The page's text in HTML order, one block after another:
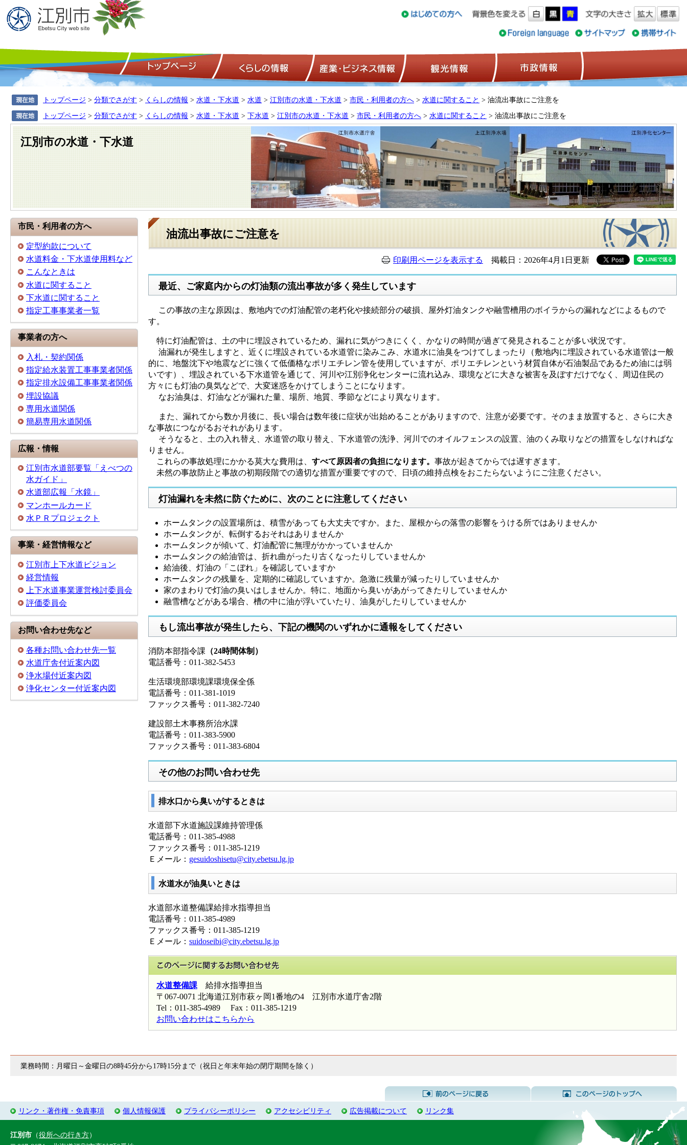
トップページ くらしの情報 産業・ビジネス情報 観光情報
トップページ > 分類でさがす > くらしの情報 > 水道・下水道 > 水道 > 江別市の水道・下水道 > 市民・利用者の方へ > 水道に関すること > 油流出事故にご注意を
トップページ > 分類でさがす > くらしの情報 > 水道・下水道 > 下水道 > 江別市の水道・下水道 > 市民・利用者の方へ > 水道に関すること > 油流出事故にご注意を
江別市の水道・下水道
市民・利用者の方へ
定型約款について
水道料金・下水道使用料など
こんなときは
水道に関すること
下水道に関すること
指定工事事業者一覧
事業者の方へ
入札・契約関係
指定給水装置工事事業者関係
指定排水設備工事事業者関係
埋設協議
専用水道関係
簡易専用水道関係
広報・情報
江別市水道部要覧「えべつの
水ガイド」
水道部広報「水鏡」
マンホールカード
水ＰＲプロジェクト
事業・経営情報など
江別市上下水道ビジョン
経営情報
上下水道事業運営検討委員会
評価委員会
お問い合わせ先など
各種お問い合わせ先一覧
水道庁舎付近案内図
浄水場付近案内図
浄化センター付近案内図
油流出事故にご注意を
印刷用ページを表示する 掲載日：2026年4月1日更新
最近、ご家庭内からの灯油類の流出事故が多く発生しています
この事故の主な原因は、敷地内での灯油配管の老朽化や接続部分の破損、屋外灯油タンクや融雪槽用のボイラからの漏れなどによるもので
す。
特に灯油配管は、土の中に埋設されているため、漏れに気がつきにくく、かなりの時間が過ぎて発見されることが多い状況です。
油漏れが発生しますと、近くに埋設されている水道管に染みこみ、水道水に油臭をつけてしまったり（敷地内に埋設されている水道管は一般
的に、地盤沈下や地震などに強くて低価格なポリエチレン管を使用していますが、ポリエチレンという材質自体が石油製品であるため油には弱
いです）、埋設されている下水道管を通じて、河川や江別浄化センターに流れ込み、環境などに大きな被害を及ぼすだけでなく、周辺住民の
方々にも灯油の臭気などで、大変迷惑をかけてしまうことになります。
なお油臭は、灯油などが漏れた量、場所、地質、季節などにより異なります。
また、漏れてから数か月後に、長い場合は数年後に症状が出始めることがありますので、注意が必要です。そのまま放置すると、さらに大き
な事故につながるおそれがあります。
そうなると、土の入れ替え、水道管の取り替え、下水道管の洗浄、河川でのオイルフェンスの設置、油のくみ取りなどの措置をしなければな
りません。
これらの事故処理にかかる莫大な費用は、 すべて原因者の負担になります。 事故が起きてからでは遅すぎます。
未然の事故防止と事故の初期段階での適切な措置が重要ですので、日頃の維持点検をおこたらないようにご注意ください。
灯油漏れを未然に防ぐために、次のことに注意してください
ホームタンクの設置場所は、積雪があっても大丈夫ですか。また、屋根からの落雪の影響をうける所ではありませんか
ホームタンクが、転倒するおそれはありませんか
ホームタンクが傾いて、灯油配管に無理がかかっていませんか
ホームタンクの給油管は、折れ曲がったり古くなったりしていませんか
給油後、灯油の「こぼれ」を確認していますか
ホームタンクの残量を、定期的に確認していますか。急激に残量が減ったりしていませんか
家のまわりで灯油の臭いはしませんか。特に、地面から臭いがあがってきたりしていませんか
融雪槽などがある場合、槽の中に油が浮いていたり、油臭がしたりしていませんか
もし流出事故が発生したら、下記の機関のいずれかに通報をしてください
消防本部指令課 （24時間体制）
電話番号：011-382-5453
生活環境部環境課環境保全係
電話番号：011-381-1019
ファックス番号：011-382-7240
建設部土木事務所治水課
電話番号：011-383-5900
ファックス番号：011-383-6804
その他のお問い合わせ先
排水口から臭いがするときは
水道部下水道施設課維持管理係
電話番号：011-385-4988
ファックス番号：011-385-1219
Ｅメール： gesuidoshisetu@city.ebetsu.lg.jp
水道水が油臭いときは
水道部水道整備課給排水指導担当
電話番号：011-385-4989
ファックス番号：011-385-1219
Ｅメール： suidoseibi@city.ebetsu.lg.jp
水道整備課 給排水指導担当
〒067-0071 北海道江別市萩ヶ岡1番地の4 江別市水道庁舎2階
Tel：011-385-4989 Fax：011-385-1219
お問い合わせはこちらから
業務時間：月曜日～金曜日の8時45分から17時15分まで（祝日と年末年始の閉庁期間を除く）
前のページに戻る
リンク・著作権・免責事項 個人情報保護 プライバシーポリシー アクセシビリティ 広告掲載について リンク集
江別市 （役所への行き方）